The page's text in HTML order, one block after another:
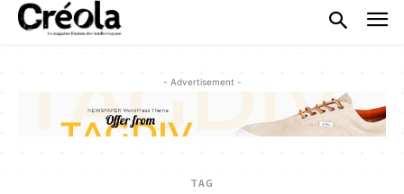
- Advertisement -
TAG